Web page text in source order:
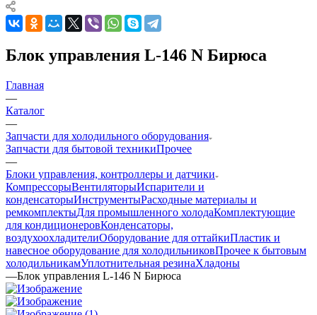
Блок управления L-146 N Бирюса
Главная
—
Каталог
—
Запчасти для холодильного оборудования
Запчасти для бытовой техникиПрочее
—
Блоки управления, контроллеры и датчики
КомпрессорыВентиляторыИспарители и
конденсаторыИнструментыРасходные материалы и
ремкомплектыДля промышленного холодаКомплектующие
для кондиционеровКонденсаторы,
воздухоохладителиОборудование для оттайкиПластик и
навесное оборудование для холодильниковПрочее к бытовым
холодильникамУплотнительная резинаХладоны
—Блок управления L-146 N Бирюса